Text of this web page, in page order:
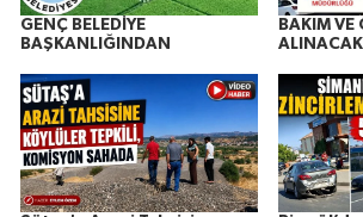
GENÇ BELEDİYE
BAŞKANLIĞINDAN
BAKIM VE